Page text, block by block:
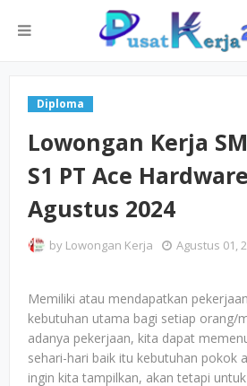
Diploma
Lowongan Kerja
S1 PT Ace
Agustus 2024
by Lowongan Kerja Agustus 01,
Memiliki atau mendapatkan
kebutuhan utama bagi setiap orang/
adanya pekerjaan, kita dapat
sehari-hari baik itu kebutuhan pokok
ingin kita tampilkan, akan tetapi